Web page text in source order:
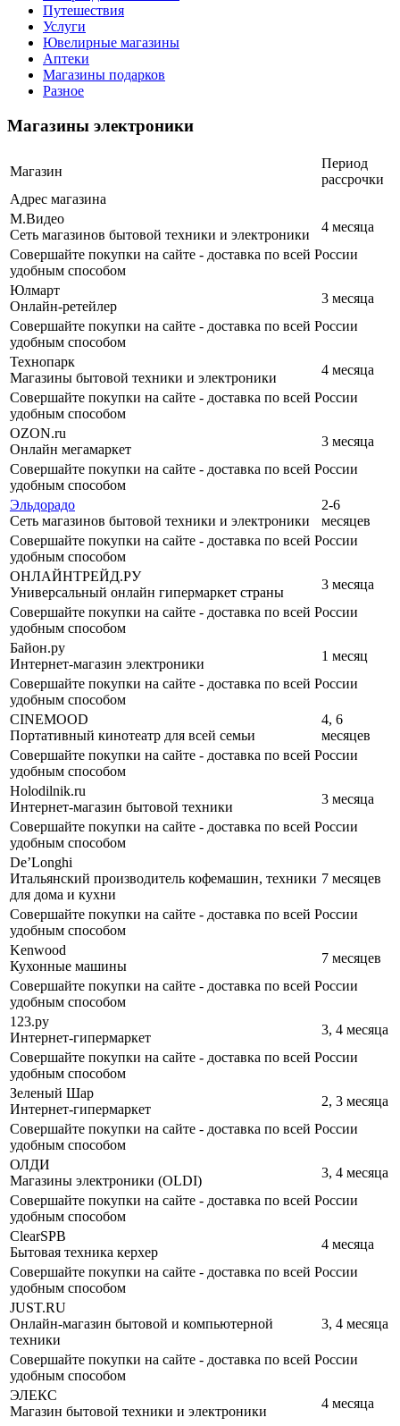
Путешествия
Услуги
Ювелирные магазины
Аптеки
Магазины подарков
Разное
Магазины электроники
Магазин
Период
рассрочки
Адрес магазина
М.Видео
Сеть магазинов бытовой техники и электроники
4 месяца
Совершайте покупки на сайте - доставка по всей России
удобным способом
Юлмарт
Онлайн-ретейлер
3 месяца
Совершайте покупки на сайте - доставка по всей России
удобным способом
Технопарк
Магазины бытовой техники и электроники
4 месяца
Совершайте покупки на сайте - доставка по всей России
удобным способом
OZON.ru
Онлайн мегамаркет
3 месяца
Совершайте покупки на сайте - доставка по всей России
удобным способом
Эльдорадо
Сеть магазинов бытовой техники и электроники
2-6
месяцев
Совершайте покупки на сайте - доставка по всей России
удобным способом
ОНЛАЙНТРЕЙД.РУ
Универсальный онлайн гипермаркет страны
3 месяца
Совершайте покупки на сайте - доставка по всей России
удобным способом
Байон.ру
Интернет-магазин электроники
1 месяц
Совершайте покупки на сайте - доставка по всей России
удобным способом
CINEMOOD
Портативный кинотеатр для всей семьи
4, 6
месяцев
Совершайте покупки на сайте - доставка по всей России
удобным способом
Holodilnik.ru
Интернет-магазин бытовой техники
3 месяца
Совершайте покупки на сайте - доставка по всей России
удобным способом
De’Longhi
Итальянский производитель кофемашин, техники
для дома и кухни
7 месяцев
Совершайте покупки на сайте - доставка по всей России
удобным способом
Kenwood
Кухонные машины
7 месяцев
Совершайте покупки на сайте - доставка по всей России
удобным способом
123.ру
Интернет-гипермаркет
3, 4 месяца
Совершайте покупки на сайте - доставка по всей России
удобным способом
Зеленый Шар
Интернет-гипермаркет
2, 3 месяца
Совершайте покупки на сайте - доставка по всей России
удобным способом
ОЛДИ
Магазины электроники (OLDI)
3, 4 месяца
Совершайте покупки на сайте - доставка по всей России
удобным способом
ClearSPB
Бытовая техника керхер
4 месяца
Совершайте покупки на сайте - доставка по всей России
удобным способом
JUST.RU
Онлайн-магазин бытовой и компьютерной
техники
3, 4 месяца
Совершайте покупки на сайте - доставка по всей России
удобным способом
ЭЛЕКС
Магазин бытовой техники и электроники
4 месяца